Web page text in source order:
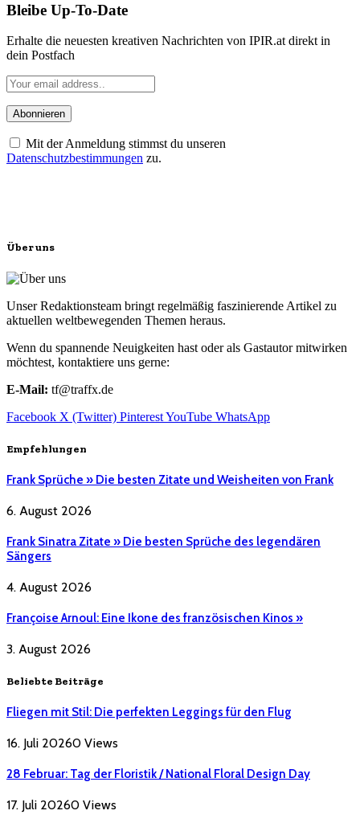
Bleibe Up-To-Date
Erhalte die neuesten kreativen Nachrichten von IPIR.at direkt in
dein Postfach
Mit der Anmeldung stimmst du unseren
Datenschutzbestimmungen zu.
Über uns
Unser Redaktionsteam bringt regelmäßig faszinierende Artikel zu
aktuellen weltbewegenden Themen heraus.
Wenn du spannende Neuigkeiten hast oder als Gastautor mitwirken
möchtest, kontaktiere uns gerne:
E-Mail: tf@traffx.de
Facebook X (Twitter) PinterestYouTube WhatsApp
Empfehlungen
Frank Sprüche » Die besten Zitate und Weisheiten von Frank
6. August 2026
Frank Sinatra Zitate » Die besten Sprüche des legendären
Sängers
4. August 2026
Françoise Arnoul: Eine Ikone des französischen Kinos »
3. August 2026
Beliebte Beiträge
Fliegen mit Stil: Die perfekten Leggings für den Flug
16. Juli 20260 Views
28 Februar: Tag der Floristik / National Floral Design Day
17. Juli 20260 Views